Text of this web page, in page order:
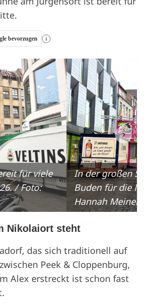
bevorzugen i
stehen bereits viele
2026. / Foto:
Nikolaiort steht
das sich traditionell auf
Peek & Cloppenburg,
Alex erstreckt ist schon fast